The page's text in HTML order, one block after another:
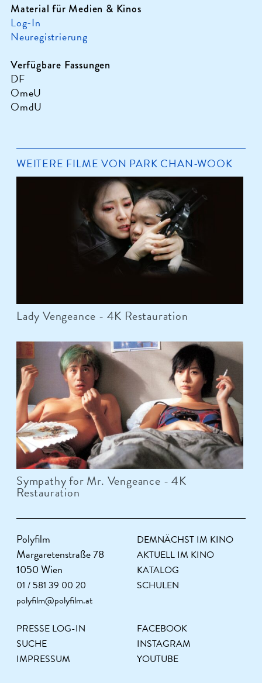
Material für Medien & Kinos
Log-In
Neuregistrierung
Verfügbare Fassungen
DF
OmeU
OmdU
WEITERE FILME VON PARK CHAN-WOOK
Lady Vengeance - 4K Restauration
Sympathy for Mr. Vengeance - 4K
Restauration
Polyfilm
Margaretenstraße 78
1050 Wien
01 / 581 39 00 20
polyfilm@polyfilm.at
DEMNÄCHST IM KINO
AKTUELL IM KINO
KATALOG
SCHULEN
PRESSE LOG-IN
SUCHE
IMPRESSUM
FACEBOOK
INSTAGRAM
YOUTUBE